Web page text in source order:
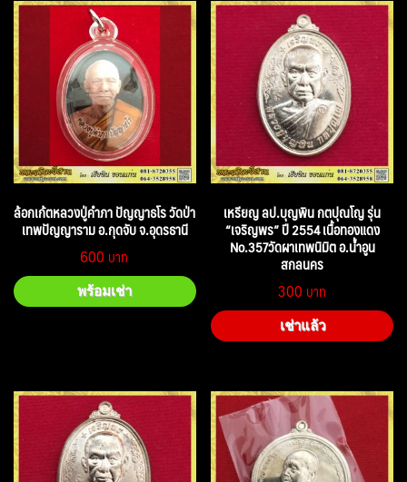
ล้อกเก้ตหลวงปู่คำภา ปัญญาธโร วัดป่า
เทพปัญญาราม อ.กุดจับ จ.อุดรธานี
600
พร้อมเช่า
เหรียญ ลป.บุญพิน กตปุณโญ รุ่น
“เจริญพร” ปี 2554 เนื้อทองแดง
No.357วัดผาเทพนิมิต อ.น้ำอูน
สกลนคร
300
เช่าแล้ว